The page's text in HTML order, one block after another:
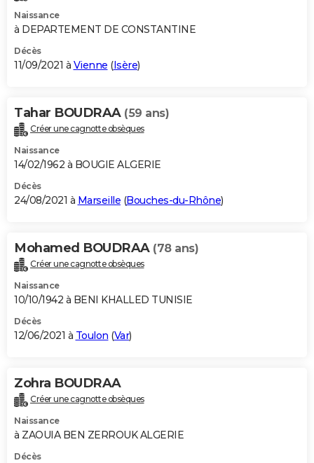
Naissance
à DEPARTEMENT DE CONSTANTINE
Décès
11/09/2021 à Vienne (Isère)
Tahar BOUDRAA (59 ans)
Créer une cagnotte obsèques
Naissance
14/02/1962 à BOUGIE ALGERIE
Décès
24/08/2021 à Marseille (Bouches-du-Rhône)
Mohamed BOUDRAA (78 ans)
Créer une cagnotte obsèques
Naissance
10/10/1942 à BENI KHALLED TUNISIE
Décès
12/06/2021 à Toulon (Var)
Zohra BOUDRAA
Créer une cagnotte obsèques
Naissance
à ZAOUIA BEN ZERROUK ALGERIE
Décès